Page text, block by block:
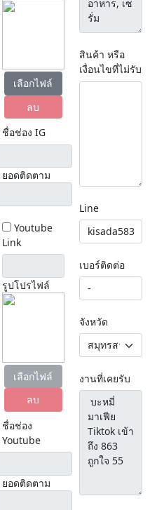
เลือกไฟล์
ลบ
ชื่อช่อง IG
ยอดติดตาม
Youtube
Link
รูปโปรไฟล์
เลือกไฟล์
ลบ
ชื่อช่อง
Youtube
ยอดติดตาม
สินค้า หรือ
เงื่อนไขที่ไม่รับ
Line
เบอร์ติดต่อ
จังหวัด
งานที่เคยรับ